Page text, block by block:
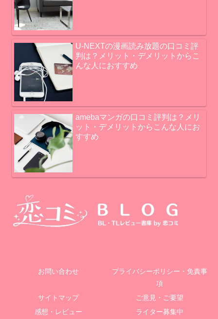
U-NEXTの漫画読み放題の口コミ評
判は？メリット・デメリットからこ
んな人におすすめ
amebaマンガの口コミ評判は？メリ
ット・デメリットからこんな人にお
すすめ
お問い合わせ
プライバシーポリシー・免責事
項
サイトマップ
ご意見・ご要望
感想・レビュー
ライター募集中